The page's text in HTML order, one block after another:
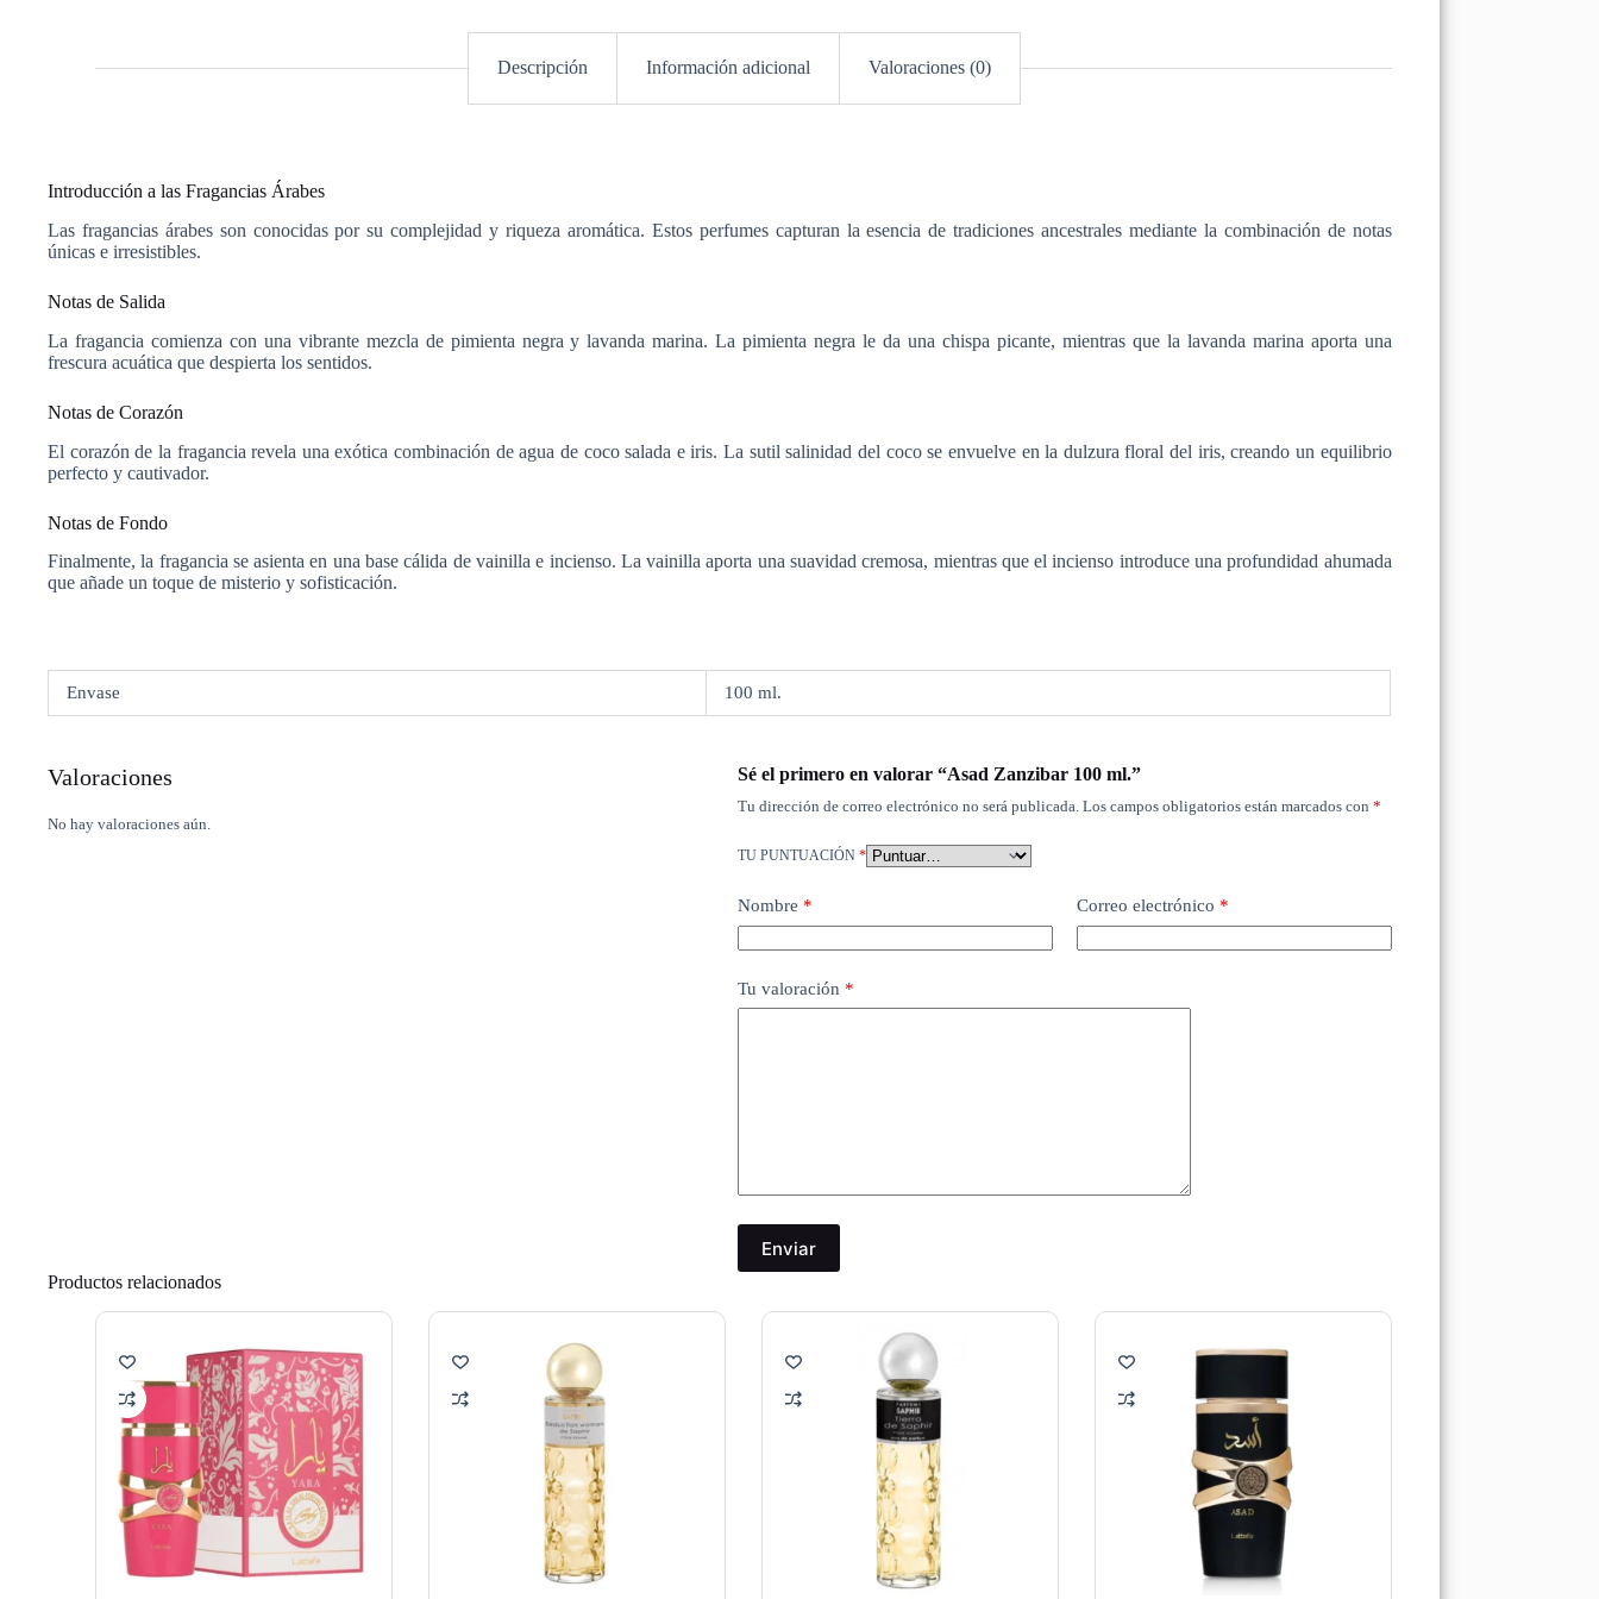
Descripción Información adicional Valoraciones (0)
Introducción a las Fragancias Árabes
Las fragancias árabes son conocidas por su complejidad y riqueza aromática. Estos perfumes capturan la esencia de tradiciones ancestrales mediante la combinación de notas
únicas e irresistibles.
Notas de Salida
La fragancia comienza con una vibrante mezcla de pimienta negra y lavanda marina. La pimienta negra le da una chispa picante, mientras que la lavanda marina aporta una
frescura acuática que despierta los sentidos.
Notas de Corazón
El corazón de la fragancia revela una exótica combinación de agua de coco salada e iris. La sutil salinidad del coco se envuelve en la dulzura floral del iris, creando un equilibrio
perfecto y cautivador.
Notas de Fondo
Finalmente, la fragancia se asienta en una base cálida de vainilla e incienso. La vainilla aporta una suavidad cremosa, mientras que el incienso introduce una profundidad ahumada
que añade un toque de misterio y sofisticación.
Envase 100 ml.
Valoraciones
No hay valoraciones aún.
Sé el primero en valorar “Asad Zanzibar 100 ml.”
Tu dirección de correo electrónico no será publicada. Los campos obligatorios están marcados con *
TU PUNTUACIÓN *
Nombre * Correo electrónico *
Tu valoración *
Enviar
Productos relacionados